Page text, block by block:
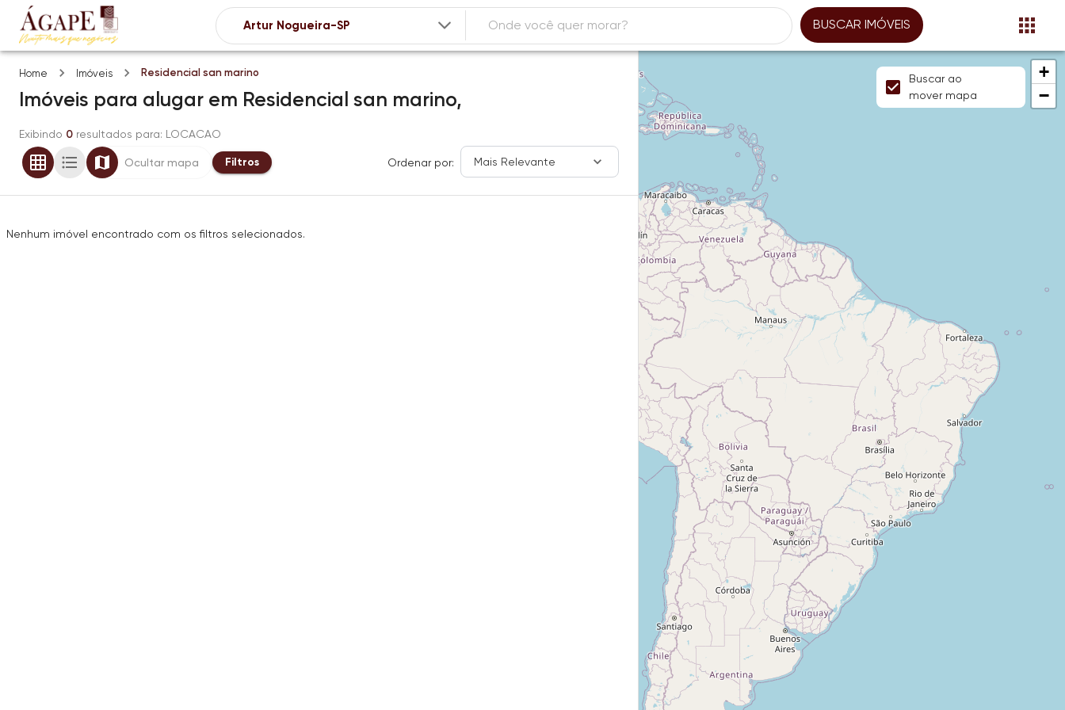
BUSCAR IMÓVEIS
Home Imóveis Residencial san marino
Imóveis para alugar em Residencial san marino,
Exibindo 0 resultados para: LOCACAO
Ocultar mapa Filtros Ordenar por: Mais Relevante
Nenhum imóvel encontrado com os filtros selecionados.
+
−
Buscar ao
mover mapa